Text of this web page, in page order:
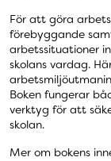
För att göra
förebyggande
arbetssituationer
skolans vardag.
Boken fungerar
verktyg för att
skolan.
Mer om bokens